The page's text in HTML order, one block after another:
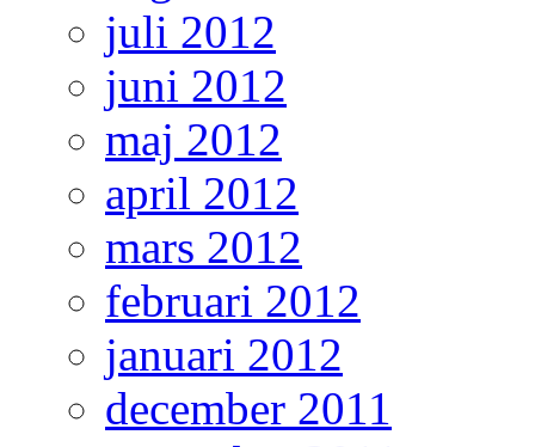
juli 2012
juni 2012
maj 2012
april 2012
mars 2012
februari 2012
januari 2012
december 2011